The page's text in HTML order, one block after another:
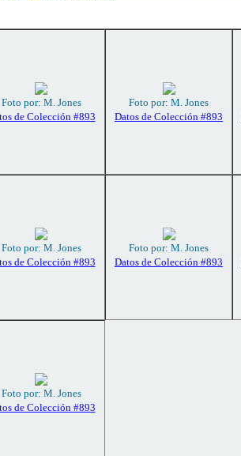
Foto por: M. Jones
de Colección #893
Foto por: M. Jones
Datos de Colección #893
Foto por: M. Jones
de Colección #893
Foto por: M. Jones
Datos de Colección #893
Foto por: M. Jones
de Colección #893